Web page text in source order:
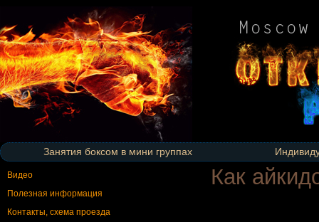
Занятия боксом в мини группах
Видео
Полезная информация
Контакты, схема проезда
Как